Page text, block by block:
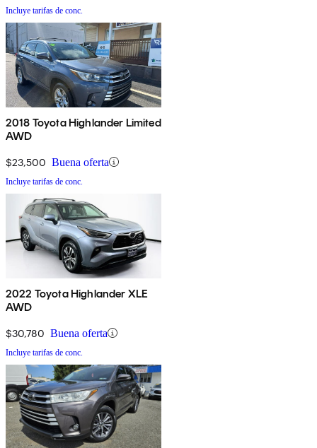
Incluye tarifas de conc.
2018 Toyota Highlander Limited
AWD
$23,500 Buena oferta
Incluye tarifas de conc.
2022 Toyota Highlander XLE
AWD
$30,780 Buena oferta
Incluye tarifas de conc.